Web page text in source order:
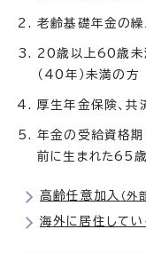
老齢基礎年金の
20歳以上60歳未
（40年）未満の方
厚生年金保険、共
年金の受給資格
前に生まれた65
高齢任意加入 （外
海外に居住して